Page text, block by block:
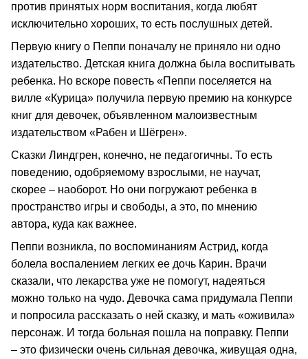
против принятых норм воспитания, когда любят
исключительно хороших, то есть послушных детей.
Первую книгу о Пеппи поначалу не приняло ни одно
издательство. Детская книга должна была воспитывать
ребенка. Но вскоре повесть «Пеппи поселяется на
вилле «Курица» получила первую премию на конкурсе
книг для девочек, объявленном малоизвестным
издательством «Рабен и Шёгрен».
Сказки Линдгрен, конечно, не педагогичны. То есть
поведению, одобряемому взрослыми, не научат,
скорее – наоборот. Но они погружают ребенка в
пространство игры и свободы, а это, по мнению
автора, куда как важнее.
Пеппи возникла, по воспоминаниям Астрид, когда
болела воспалением легких ее дочь Карин. Врачи
сказали, что лекарства уже не помогут, надеяться
можно только на чудо. Девочка сама придумала Пеппи
и попросила рассказать о ней сказку, и мать «оживила»
персонаж. И тогда больная пошла на поправку. Пеппи
– это физически очень сильная девочка, живущая одна,